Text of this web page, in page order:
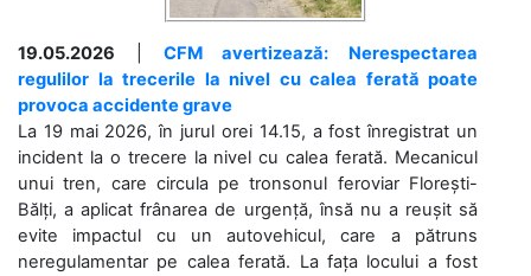
19.05.2026
CFM avertizează: Nerespectarea
regulilor la trecerile la nivel cu calea ferată poate
provoca accidente grave
La 19 mai 2026, în jurul orei 14.15, a fost înregistrat un
incident la o trecere la nivel cu calea ferată. Mecanicul
unui tren, care circula pe tronsonul feroviar Florești-
Bălți, a aplicat frânarea de urgență, însă nu a reușit să
evite impactul cu un autovehicul, care a pătruns
neregulamentar pe calea ferată. La fața locului a fost